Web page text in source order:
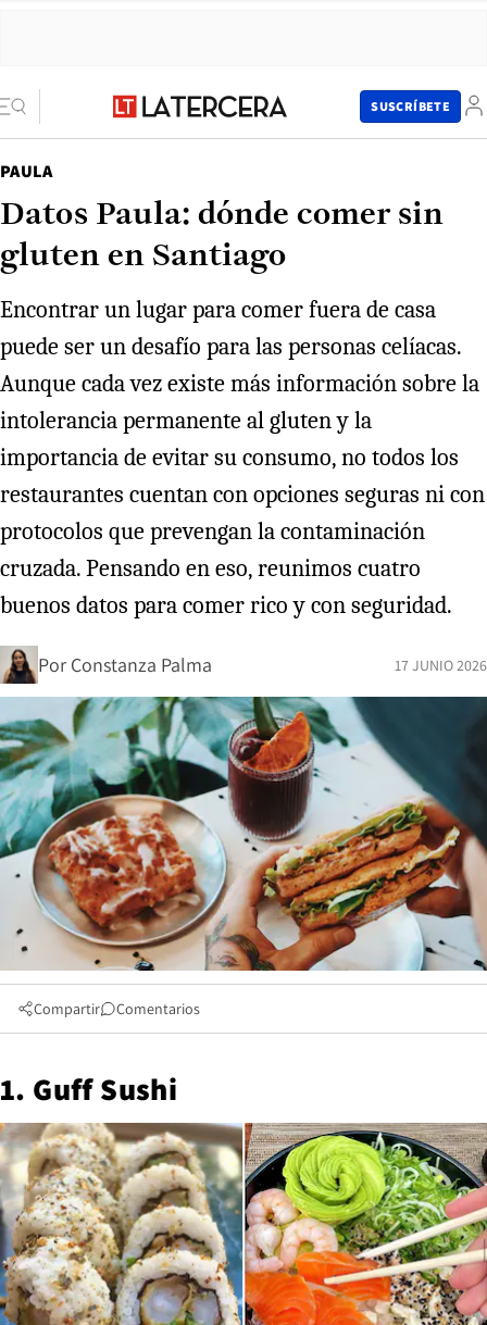
SUSCRÍBETE
PAULA
Datos Paula: dónde comer sin
gluten en Santiago
Encontrar un lugar para comer fuera de casa
puede ser un desafío para las personas celíacas.
Aunque cada vez existe más información sobre la
intolerancia permanente al gluten y la
importancia de evitar su consumo, no todos los
restaurantes cuentan con opciones seguras ni con
protocolos que prevengan la contaminación
cruzada. Pensando en eso, reunimos cuatro
buenos datos para comer rico y con seguridad.
Por Constanza Palma 17 JUNIO 2026
Compartir Comentarios
1. Guff Sushi